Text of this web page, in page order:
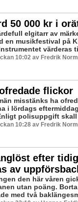
50 000 kr i
elgitarr av
en musikfestival på
värderas
10:02 av Fredrik
flickor
misstänks ha
i lördags
polisuppgift skall
10:28 av Fredrik
efter
av
den här våren
utan poäng.
med två